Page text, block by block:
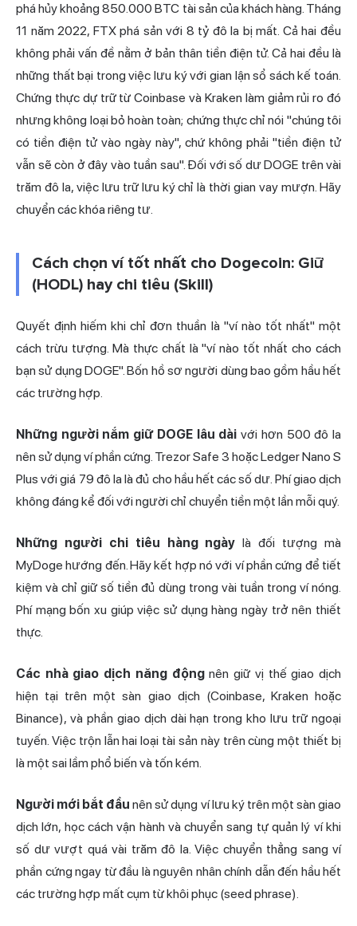
phá hủy khoảng 850.000 BTC tài sản của khách hàng. Tháng
11 năm 2022, FTX phá sản với 8 tỷ đô la bị mất. Cả hai đều
không phải vấn đề nằm ở bản thân tiền điện tử. Cả hai đều là
những thất bại trong việc lưu ký với gian lận sổ sách kế toán.
Chứng thực dự trữ từ Coinbase và Kraken làm giảm rủi ro đó
nhưng không loại bỏ hoàn toàn; chứng thực chỉ nói "chúng tôi
có tiền điện tử vào ngày này", chứ không phải "tiền điện tử
vẫn sẽ còn ở đây vào tuần sau". Đối với số dư DOGE trên vài
trăm đô la, việc lưu trữ lưu ký chỉ là thời gian vay mượn. Hãy
chuyển các khóa riêng tư.
Cách chọn ví tốt nhất cho Dogecoin: Giữ
(HODL) hay chi tiêu (Skill)
Quyết định hiếm khi chỉ đơn thuần là "ví nào tốt nhất" một
cách trừu tượng. Mà thực chất là "ví nào tốt nhất cho cách
bạn sử dụng DOGE". Bốn hồ sơ người dùng bao gồm hầu hết
các trường hợp.
Những người nắm giữ DOGE lâu dài với hơn 500 đô la
nên sử dụng ví phần cứng. Trezor Safe 3 hoặc Ledger Nano S
Plus với giá 79 đô la là đủ cho hầu hết các số dư. Phí giao dịch
không đáng kể đối với người chỉ chuyển tiền một lần mỗi quý.
Những người chi tiêu hàng ngày là đối tượng mà
MyDoge hướng đến. Hãy kết hợp nó với ví phần cứng để tiết
kiệm và chỉ giữ số tiền đủ dùng trong vài tuần trong ví nóng.
Phí mạng bốn xu giúp việc sử dụng hàng ngày trở nên thiết
thực.
Các nhà giao dịch năng độngnên giữ vị thế giao dịch
hiện tại trên một sàn giao dịch (Coinbase, Kraken hoặc
Binance), và phần giao dịch dài hạn trong kho lưu trữ ngoại
tuyến. Việc trộn lẫn hai loại tài sản này trên cùng một thiết bị
là một sai lầm phổ biến và tốn kém.
Người mới bắt đầu nên sử dụng ví lưu ký trên một sàn giao
dịch lớn, học cách vận hành và chuyển sang tự quản lý ví khi
số dư vượt quá vài trăm đô la. Việc chuyển thẳng sang ví
phần cứng ngay từ đầu là nguyên nhân chính dẫn đến hầu hết
các trường hợp mất cụm từ khôi phục (seed phrase).